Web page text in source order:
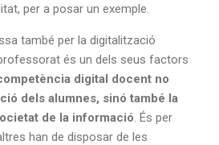
per a posar un exemple.
també per la digitalització
és un dels seus factors
digital docent no
dels alumnes, sinó també la
de la informació . És per
han de disposar de les